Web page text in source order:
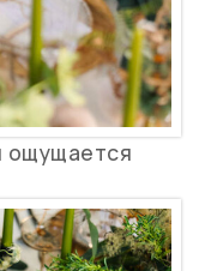
ощущается